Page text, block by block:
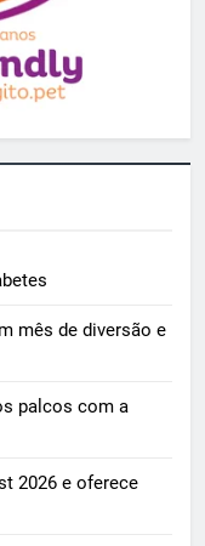
mês de diversão e
palcos com a
2026 e oferece